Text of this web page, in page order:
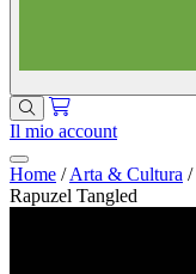
Il mio account
Home / Arta & Cultura /
Rapuzel Tangled